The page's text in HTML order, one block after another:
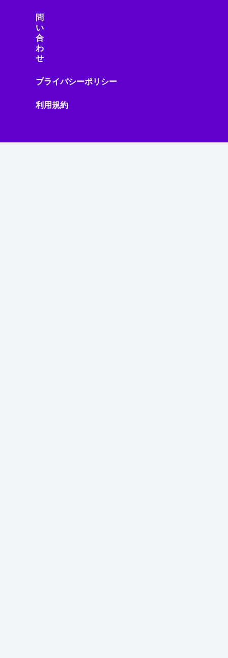
問
い
合
わ
せ
プライバシーポリシー
利用規約